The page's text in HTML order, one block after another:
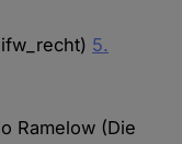
5.
Ramelow (Die